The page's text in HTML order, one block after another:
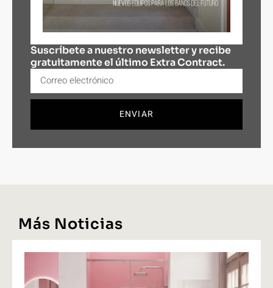
Suscríbete a nuestro newsletter y recibe
gratuitamente el último Extra Contract.
ENVIAR
Más Noticias